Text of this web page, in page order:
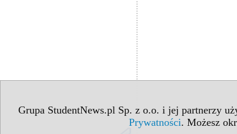
Grupa StudentNews.pl Sp. z o.o. i jej partnerzy
Prywatności. Możesz